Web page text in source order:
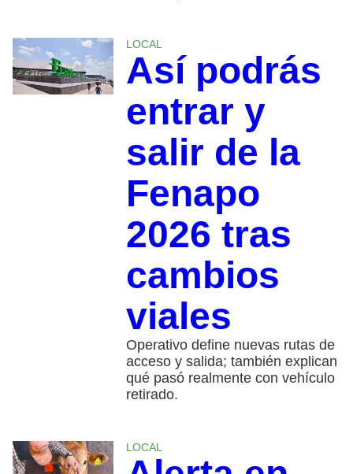
LOCAL
Así podrás
entrar y
salir de la
Fenapo
2026 tras
cambios
viales
Operativo define nuevas rutas de
acceso y salida; también explican
qué pasó realmente con vehículo
retirado.
LOCAL